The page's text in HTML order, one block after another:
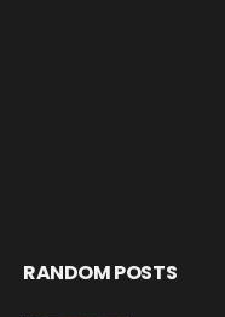
RANDOM POSTS